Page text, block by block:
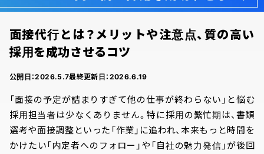
面接代行とは？メリットや注意点、質の高い
採用を成功させるコツ
公開日：2026.5.7最終更新日： 2026.6.19
「面接の予定が詰まりすぎて他の仕事が終わらない」と悩む
採用担当者は少なくありません。特に採用の繁忙期は、書類
選考や面接調整といった「作業」に追われ、本来もっと時間を
かけたい「内定者へのフォロー」や「自社の魅力発信」が後回